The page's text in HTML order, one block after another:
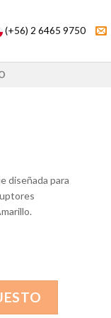
(+56) 2 6465 9750
diseñada para